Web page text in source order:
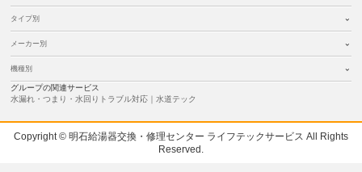
タイプ別
メーカー別
機種別
グループの関連サービス
水漏れ・つまり・水回りトラブル対応｜水道テック
Copyright © 明石給湯器交換・修理センター ライフテックサービス All Rights
Reserved.